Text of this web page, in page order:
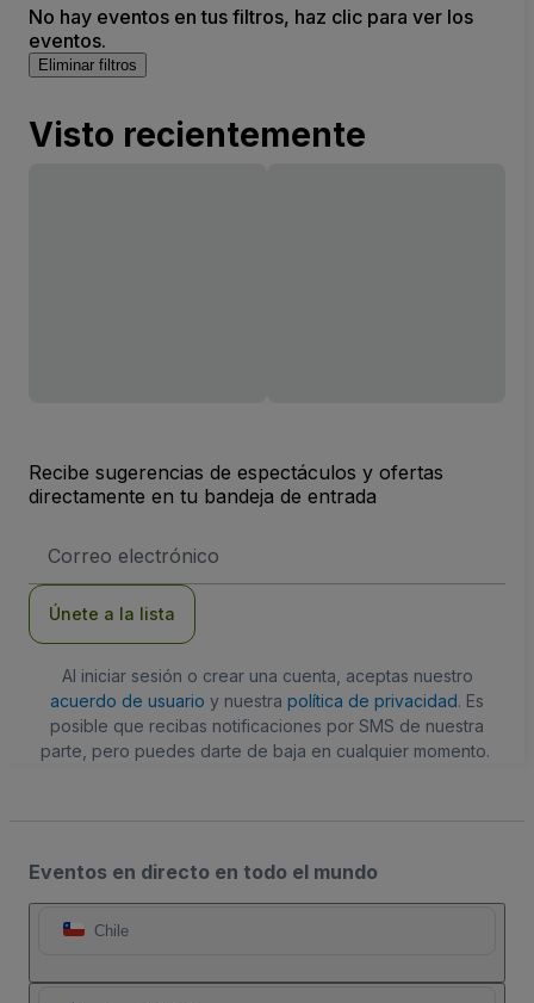
No hay eventos en tus filtros, haz clic para ver los
eventos.
Eliminar filtros
Visto recientemente
Recibe sugerencias de espectáculos y ofertas
directamente en tu bandeja de entrada
de
Únete a la lista
Al iniciar sesión o crear una cuenta, aceptas nuestro
acuerdo de usuario y nuestra política de privacidad. Es
posible que recibas notificaciones por SMS de nuestra
parte, pero puedes darte de baja en cualquier momento.
Eventos en directo en todo el mundo
Chile